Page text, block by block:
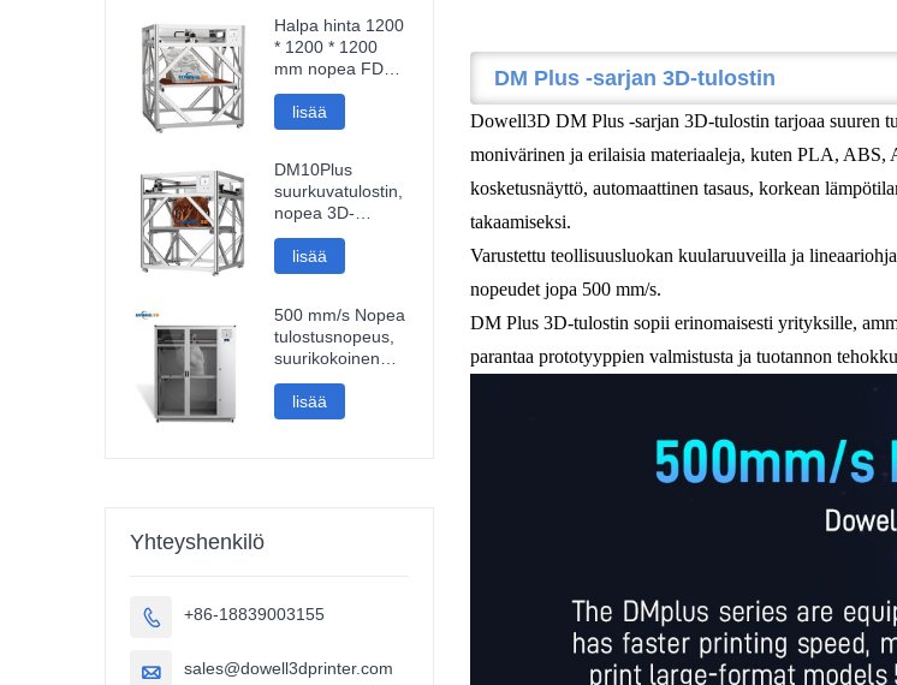
DM Plus -sarjan 3D-tulostin
Dowell3D DM Plus -sarjan 3D-tulostin tarjoaa suuren
monivärinen ja erilaisia ​​materiaaleja, kuten PLA,
kosketusnäyttö, automaattinen tasaus, korkean
takaamiseksi.
Varustettu teollisuusluokan kuularuuveilla ja
nopeudet jopa 500 mm/s.
DM Plus 3D-tulostin sopii erinomaisesti yrityksille,
parantaa prototyyppien valmistusta ja tuotannon
tulostin
Halpa hinta 1200
* 1200 * 1200
mm nopea FDM-
älykäs 3D-tulostin
wifi-yhteys nopea
3D-tulostin
lisää
DM10Plus
suurkuvatulostin,
nopea 3D-
tulostin, 1000
mm:n 3D-tulostin
lisää
500 mm/s Nopea
tulostusnopeus,
suurikokoinen
1000 mm:n
suurikokoinen
hiilikuitu 3D-
lisää
Yhteyshenkilö
 +86-18839003155
 sales@dowell3dprinter.com